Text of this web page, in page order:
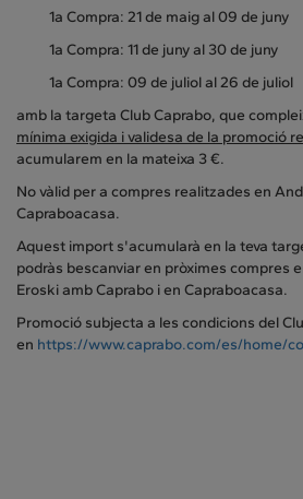
1a Compra: 21 de maig al 09 de juny
1a Compra: 11 de juny al 30 de juny
1a Compra: 09 de juliol al 26 de juliol
amb la targeta Club Caprabo, que
mínima exigida i validesa de la promoció
acumularem en la mateixa 3 €.
No vàlid per a compres realitzades en
Capraboacasa.
Aquest import s'acumularà en la teva
podràs bescanviar en pròximes compres
Eroski amb Caprabo i en Capraboacasa.
Promoció subjecta a les condicions del
en https://www.caprabo.com/es/home/